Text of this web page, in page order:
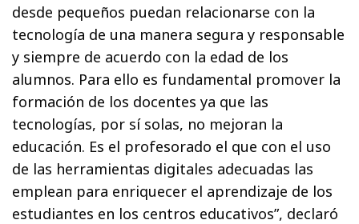
desde pequeños puedan relacionarse con la
tecnología de una manera segura y responsable
y siempre de acuerdo con la edad de los
alumnos. Para ello es fundamental promover la
formación de los docentes ya que las
tecnologías, por sí solas, no mejoran la
educación. Es el profesorado el que con el uso
de las herramientas digitales adecuadas las
emplean para enriquecer el aprendizaje de los
estudiantes en los centros educativos”, declaró